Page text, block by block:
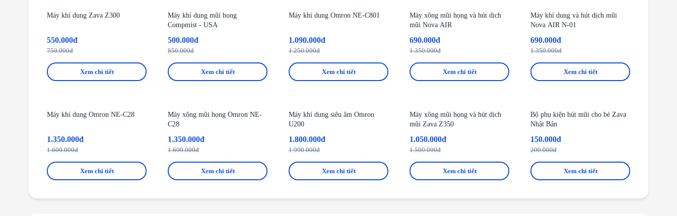
Máy khí dung Zava Z300
550.000đ
750.000đ
Xem chi tiết
Máy khí dung mũi họng
Compmist - USA
500.000đ
850.000đ
Xem chi tiết
Máy khí dung Omron NE-C801
1.090.000đ
1.250.000đ
Xem chi tiết
Máy xông mũi họng và hút dịch
mũi Nova AIR
690.000đ
1.350.000đ
Xem chi tiết
Máy khí dung và hút dịch mũi
Nova AIR N-01
690.000đ
1.350.000đ
Xem chi tiết
Máy khí dung Omron NE-C28
1.350.000đ
1.600.000đ
Xem chi tiết
Máy xông mũi họng Omron NE-
C28
1.350.000đ
1.600.000đ
Xem chi tiết
Máy khí dung siêu âm Omron
U200
1.800.000đ
1.990.000đ
Xem chi tiết
Máy xông mũi họng và hút dịch
mũi Zava Z350
1.050.000đ
1.500.000đ
Xem chi tiết
Bộ phụ kiện hút mũi cho bé Zava
Nhật Bản
150.000đ
200.000đ
Xem chi tiết